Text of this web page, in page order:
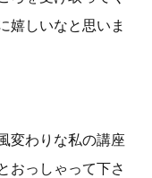
嬉しいなと思いま
変わりな私の講座
おっしゃって下さ